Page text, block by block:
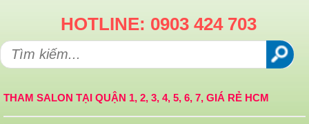
HOTLINE: 0903 424 703
THAM SALON TẠI QUẬN 1, 2, 3, 4, 5, 6, 7, GIÁ RẺ HCM